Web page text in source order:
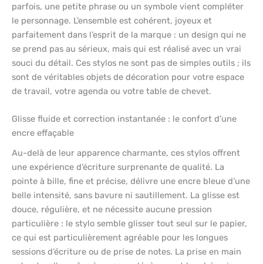
parfois, une petite phrase ou un symbole vient compléter
le personnage. L’ensemble est cohérent, joyeux et
parfaitement dans l’esprit de la marque : un design qui ne
se prend pas au sérieux, mais qui est réalisé avec un vrai
souci du détail. Ces stylos ne sont pas de simples outils ; ils
sont de véritables objets de décoration pour votre espace
de travail, votre agenda ou votre table de chevet.
Glisse fluide et correction instantanée : le confort d’une
encre effaçable
Au-delà de leur apparence charmante, ces stylos offrent
une expérience d’écriture surprenante de qualité. La
pointe à bille, fine et précise, délivre une encre bleue d’une
belle intensité, sans bavure ni sautillement. La glisse est
douce, régulière, et ne nécessite aucune pression
particulière : le stylo semble glisser tout seul sur le papier,
ce qui est particulièrement agréable pour les longues
sessions d’écriture ou de prise de notes. La prise en main